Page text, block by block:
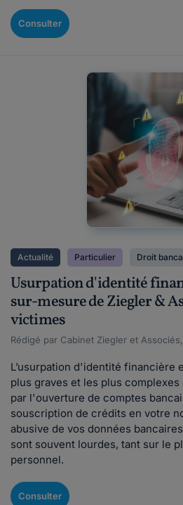
Consulter
Actualité Particulier Droit
Usurpation d'identité
sur-mesure de Ziegler &
victimes
Rédigé par Cabinet Ziegler et
L’usurpation d'identité financière
plus graves et les plus
par l'ouverture de comptes
souscription de crédits en votre
abusive de vos données
sont souvent lourdes, tant sur le
personnel.
Consulter